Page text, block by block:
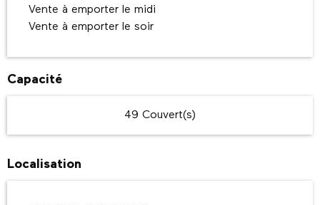
Vente à emporter le midi
Vente à emporter le soir
Capacité
49 Couvert(s)
Localisation